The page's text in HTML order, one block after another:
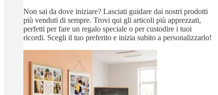
Non sai da dove iniziare? Lasciati guidare dai nostri prodotti
più venduti di sempre. Trovi qui gli articoli più apprezzati,
perfetti per fare un regalo speciale o per custodire i tuoi
ricordi. Scegli il tuo preferito e inizia subito a personalizzarlo!